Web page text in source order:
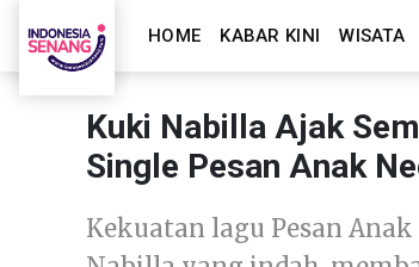
HOME KABAR KINI WISATA
Kuki Nabilla Ajak
Single Pesan Anak
Kekuatan lagu Pesan